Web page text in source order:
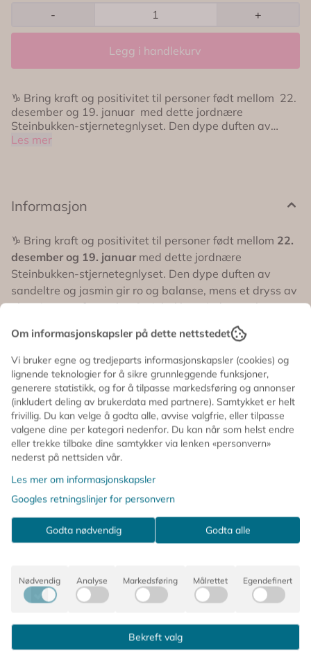
- +
Legg i handlekurv
♑️ Bring kraft og positivitet til personer født mellom 22.
desember og 19. januar med dette jordnære
Steinbukken-stjernetegnlyset. Den dype duften av
sandeltre og jasmin gir ro og balanse, mens et dryss av
tvil og samtidig minne dem på deres enorme indre
gir dette lyset både jordnær styrke og klarhet til å nå
drømmene. Etter bruk kan krystallene gjenbrukes til
meditasjon, små ritualer eller som en energisten i
hverdagen. Lyset leveres i en vakker skyveeske –
perfekt både som gave til en Steinbukk eller som et
meningsfullt element i ditt eget hjem. Derfor elsker vi
fokus 🌿 Duft av sandeltre og jasmin – rolig, jordende og
gaveeske – perfekt gave til en Steinbukk
Les mer
Informasjon
♑️ Bring kraft og positivitet til personer født mellom 22.
desember og 19. januarmed dette jordnære
Steinbukken-stjernetegnlyset. Den dype duften av
sandeltre og jasmin gir ro og balanse, mens et dryss av
ekte tigerøye forsterker Steinbukkens indre styrke og
🐅✨ Den hjelper Steinbukken med å rydde bort
emosjonelle blokkeringer, beskytte mot selv-tvil og
samtidig minne dem på deres enorme indre kraft.
Sammen med Steinbukkens naturlige utholdenhet gir
dette lyset både jordnær styrke og klarhet til å nå
drømmene.
Etter bruk kan krystallene gjenbrukes til meditasjon,
små ritualer eller som en energisten i hverdagen. Lyset
til en Steinbukk eller som et meningsfullt element i ditt
eget hjem.
🐅 Tigerøye – Steinbukkens kraftstein for styrke og fokus
🌿 Duft av sandeltre og jasmin – rolig, jordende og
harmonisk
🕯️ Ca. 21 timers brenntid
Om informasjonskapsler på dette nettstedet
Vi bruker egne og tredjeparts informasjonskapsler (cookies) og
lignende teknologier for å sikre grunnleggende funksjoner,
generere statistikk, og for å tilpasse markedsføring og annonser
(inkludert deling av brukerdata med partnere). Samtykket er helt
frivillig. Du kan velge å godta alle, avvise valgfrie, eller tilpasse
valgene dine per kategori nedenfor. Du kan når som helst endre
eller trekke tilbake dine samtykker via lenken «personvern»
nederst på nettsiden vår.
Les mer om informasjonskapsler
Googles retningslinjer for personvern
Godta nødvendig Godta alle
Nødvendig Analyse Markedsføring Målrettet Egendefinert
Bekreft valg